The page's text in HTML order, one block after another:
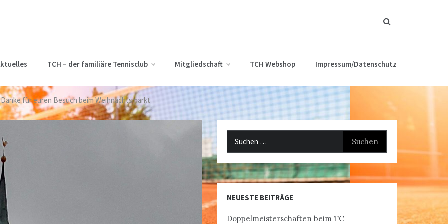
TCH – der familiäre Tennisclub Mitgliedschaft TCH Webshop Impressum/Datenschutz
Danke für euren Besuch beim Weihnachtsmarkt
NEUESTE BEITRÄGE
Doppelmeisterschaften beim TC